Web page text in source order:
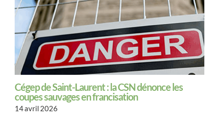
Cégep de Saint-Laurent : la CSN dénonce les
coupes sauvages en francisation
14 avril 2026